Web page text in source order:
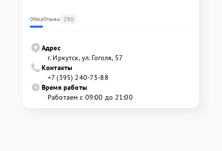
ОбзорОтзывы 290
Адрес
г. Иркутск, ул. ​Гоголя, 57
Контакты
+7 (395) 240-73-88
Время работы
Работаем с 09:00 до 21:00